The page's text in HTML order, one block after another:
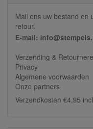
Mail ons uw bestand en
retour.
E-mail:
Verzending &
Privacy
Algemene voorwaarden
Onze partners
Verzendkosten €4,95